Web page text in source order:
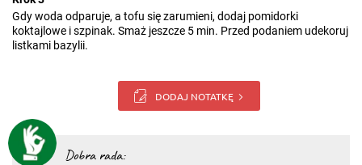
Gdy woda odparuje, a tofu się zarumieni, dodaj pomidorki
koktajlowe i szpinak. Smaż jeszcze 5 min. Przed podaniem udekoruj
listkami bazylii.
DODAJ NOTATKĘ
Dobra rada: